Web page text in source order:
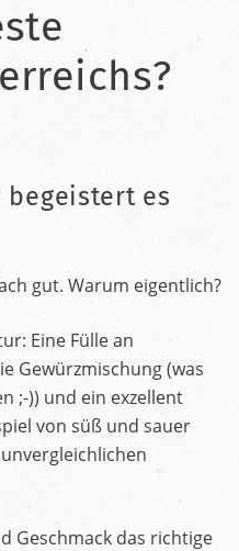
begeistert es
gut. Warum eigentlich?
Eine Fülle an
Gewürzmischung (was
;-)) und ein exzellent
von süß und sauer
Geschmack das richtige